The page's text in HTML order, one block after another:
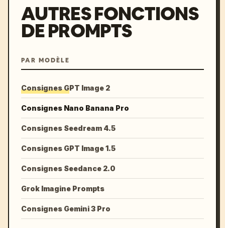
AUTRES FONCTIONS
DE PROMPTS
PAR MODÈLE
Consignes GPT Image 2
Consignes Nano Banana Pro
Consignes Seedream 4.5
Consignes GPT Image 1.5
Consignes Seedance 2.0
Grok Imagine Prompts
Consignes Gemini 3 Pro